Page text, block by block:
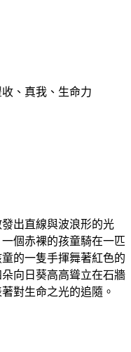
、真我、生命力
出直線與波浪形的光
個赤裸的孩童騎在一匹
的一隻手揮舞著紅色的
向日葵高高聳立在石牆
對生命之光的追隨。